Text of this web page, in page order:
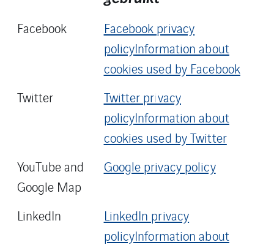
Facebook
Facebook privacy
policyInformation about
cookies used by Facebook
Twitter
Twitter privacy
policyInformation about
cookies used by Twitter
YouTube and
Google Map
Google privacy policy
LinkedIn
LinkedIn privacy
policyInformation about